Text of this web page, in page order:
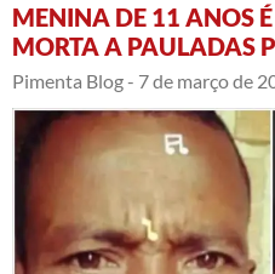
MENINA DE 11 ANOS
MORTA A PAULADAS
Pimenta Blog - 7 de março de